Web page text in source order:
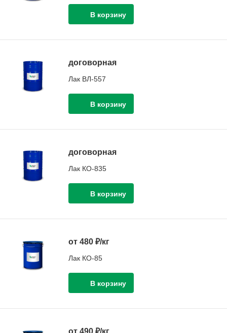
договорная
Лак ВЛ-557
договорная
Лак КО-835
от 480 ₽/кг
Лак КО-85
от 490 ₽/кг